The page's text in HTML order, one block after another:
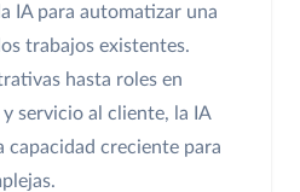
IA para automatizar una
trabajos existentes.
hasta roles en
servicio al cliente, la IA
capacidad creciente para